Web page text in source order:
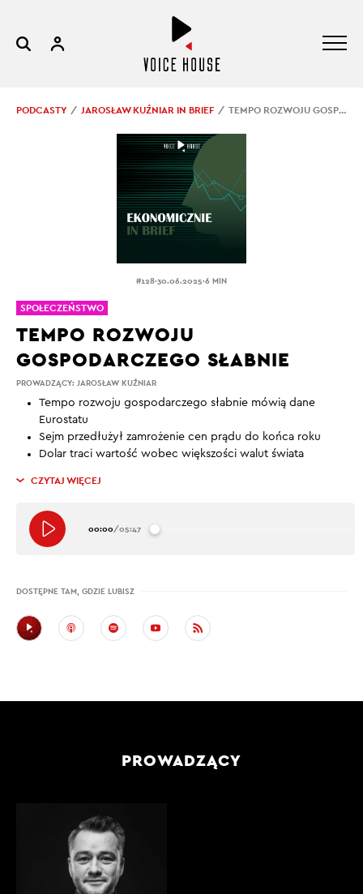
PODCASTY JAROSŁAW KUŹNIAR IN BRIEF TEMPO ROZWOJU GOSPODARCZEGO SŁABNIE
#128.30.06.2025.6 MIN
PROWADZĄCY: JAROSŁAW KUŹNIAR
TEMPO ROZWOJU
GOSPODARCZEGO SŁABNIE
Tempo rozwoju gospodarczego słabnie mówią dane
Eurostatu
Sejm przedłużył zamrożenie cen prądu do końca roku
Dolar traci wartość wobec większości walut świata
CZYTAJ WIĘCEJ
00:00/05:47
DOSTĘPNE TAM, GDZIE LUBISZ
SPOŁECZEŃSTWO
PROWADZĄCY